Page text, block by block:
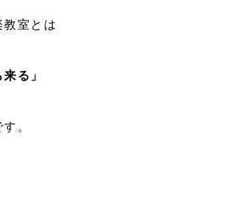
教室とは
る」
。